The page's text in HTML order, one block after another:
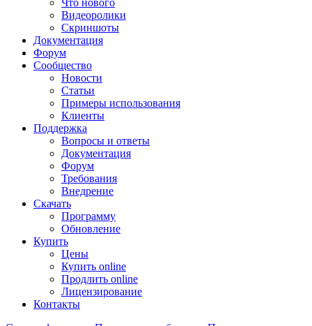
Что нового
Видеоролики
Скриншоты
Документация
Форум
Сообщество
Новости
Статьи
Примеры использования
Клиенты
Поддержка
Вопросы и ответы
Документация
Форум
Требования
Внедрение
Скачать
Программу
Обновление
Купить
Цены
Купить online
Продлить online
Лицензирование
Контакты